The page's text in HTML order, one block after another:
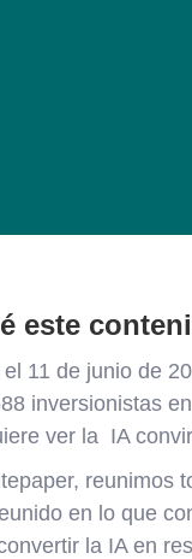
este
11 de junio de
inversionistas
ver la IA
reunimos
en lo que
la IA en